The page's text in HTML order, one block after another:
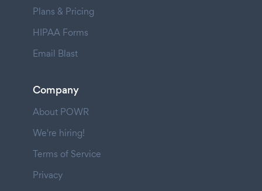
Plans & Pricing
HIPAA Forms
Email Blast
Company
About POWR
We're hiring!
Terms of Service
Privacy